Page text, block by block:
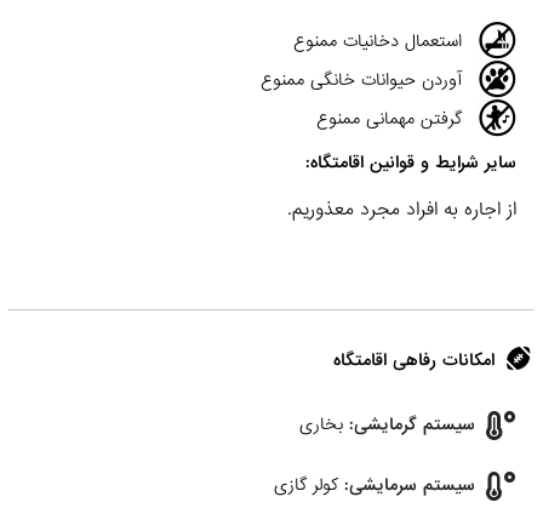
استعمال دخانیات ممنوع
آوردن حیوانات خانگی ممنوع
گرفتن مهمانی ممنوع
سایر شرایط و قوانین اقامتگاه:
از اجاره به افراد مجرد معذوریم.
امکانات رفاهی اقامتگاه
سیستم گرمایشی: بخاری
سیستم سرمایشی: کولر گازی